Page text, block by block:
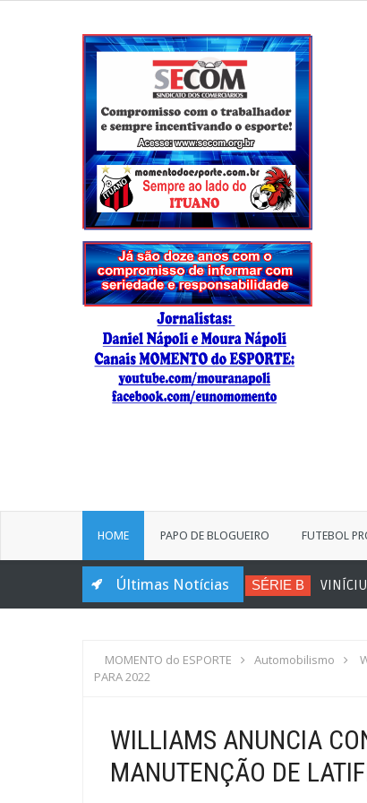
HOME PAPO DE BLOGUEIRO FUTEBOL
Últimas Notícias
SÉRIE B VINÍCIUS BERGANTIN
MOMENTO do ESPORTE Automobilismo
PARA 2022
WILLIAMS ANUNCIA
MANUTENÇÃO DE